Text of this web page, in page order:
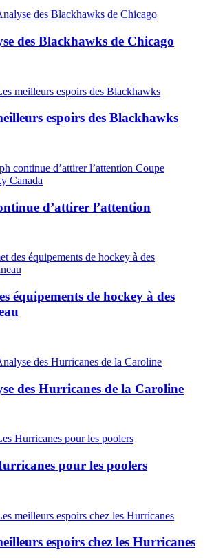
des Blackhawks de Chicago
espoirs des Blackhawks
d’attirer l’attention
équipements de hockey à des
des Hurricanes de la Caroline
pour les poolers
espoirs chez les Hurricanes